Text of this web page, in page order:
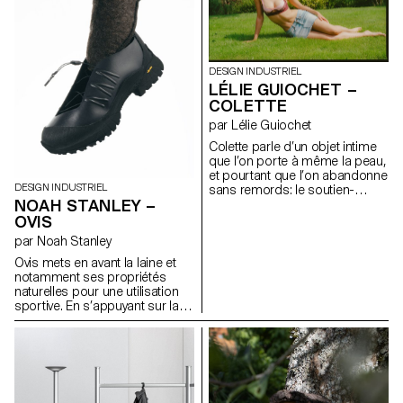
ainsi de maintenir une
température stable sur la
durée. Alors que les systèmes
de chauffage restent
généralement inactifs durant
l’été, Celcius explore la
possibilité d'en faire un
dispositif à double usage,
intégrant une fonction de
climatiseur, en faisant un objet
actif toute l’année.
l’économie d’espace et la
manière dont un meuble peut
façonner nos interactions
sociales.
DESIGN INDUSTRIEL
NOAH STANLEY –
OVIS
par Noah Stanley
Ovis mets en avant la laine et
notamment ses propriétés
naturelles pour une utilisation
sportive. En s’appuyant sur la
référence de la botte
la laine dans une chaussure
hybride, adaptée à la fois à la
randonnée et a une utilisation
DESIGN INDUSTRIEL
LÉLIE GUIOCHET –
COLETTE
par Lélie Guiochet
Colette parle d’un objet intime
que l’on porte à même la peau,
et pourtant que l’on abandonne
sans remords: le soutien-
système qui s’ajuste avec le
temps: un soutien-gorge en
pièces détachées, bonnets,
bande sous-poitrine, bretelles,
attaches, baleine, à assembler,
remplacer indépendamment,